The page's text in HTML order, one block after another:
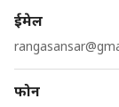
ईमेल
फोन